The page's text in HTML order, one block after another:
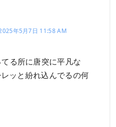
年5月7日 11:58 AM
る所に唐突に平凡な
ッと紛れ込んでるの何